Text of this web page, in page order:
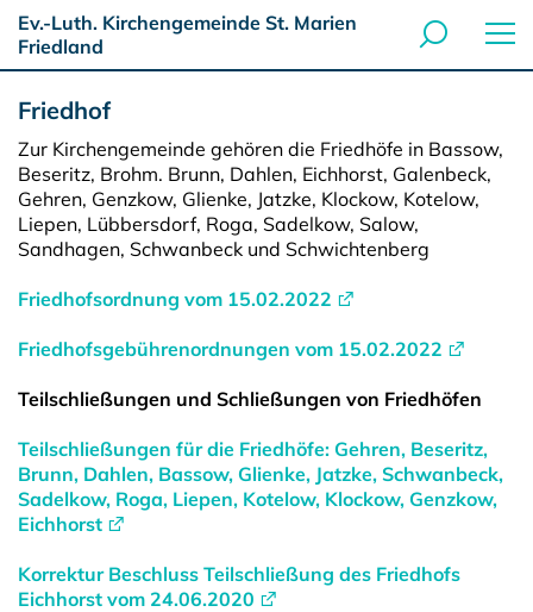
Ev.-Luth. Kirchengemeinde St. Marien
Friedland
Friedhof
Zur Kirchengemeinde gehören die Friedhöfe in Bassow,
Beseritz, Brohm. Brunn, Dahlen, Eichhorst, Galenbeck,
Gehren, Genzkow, Glienke, Jatzke, Klockow, Kotelow,
Liepen, Lübbersdorf, Roga, Sadelkow, Salow,
Sandhagen, Schwanbeck und Schwichtenberg
Friedhofsordnung vom 15.02.2022
Friedhofsgebührenordnungen vom 15.02.2022
Teilschließungen und Schließungen von Friedhöfen
Teilschließungen für die Friedhöfe: Gehren, Beseritz,
Brunn, Dahlen, Bassow, Glienke, Jatzke, Schwanbeck,
Sadelkow, Roga, Liepen, Kotelow, Klockow, Genzkow,
Eichhorst
Korrektur Beschluss Teilschließung des Friedhofs
Eichhorst vom 24.06.2020